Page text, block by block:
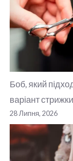
Боб, який
варіант
28 Липня, 2026